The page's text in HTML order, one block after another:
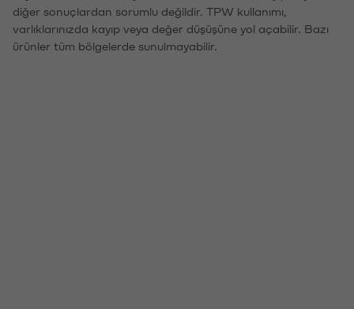
diğer sonuçlardan sorumlu değildir. TPW kullanımı,
varlıklarınızda kayıp veya değer düşüşüne yol açabilir. Bazı
ürünler tüm bölgelerde sunulmayabilir.